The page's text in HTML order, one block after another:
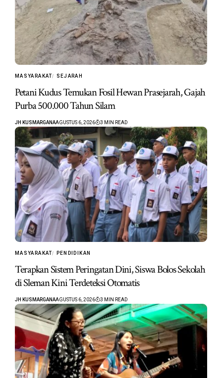
MASYARAKAT SEJARAH
Petani Kudus Temukan Fosil Hewan Prasejarah, Gajah
Purba 500.000 Tahun Silam
JH KUSMARGANAAGUSTUS 6, 2026 3 MIN READ
MASYARAKAT PENDIDIKAN
Terapkan Sistem Peringatan Dini, Siswa Bolos Sekolah
di Sleman Kini Terdeteksi Otomatis
JH KUSMARGANAAGUSTUS 6, 2026 3 MIN READ